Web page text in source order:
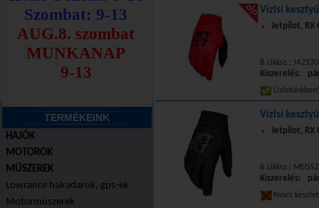
TERMÉKEINK
HAJÓK
MOTOROK
MŰSZEREK
Lowrance halradarok, gps-ek
Motorműszerek
Vízisí
Jetpilot, RX
B.cikksz.:
Kiszerelés:
Vízisí
Jetpilot, RX
B.cikksz.:
Kiszerelés:
Nincs